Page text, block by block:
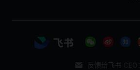
反馈给飞书 CEO：